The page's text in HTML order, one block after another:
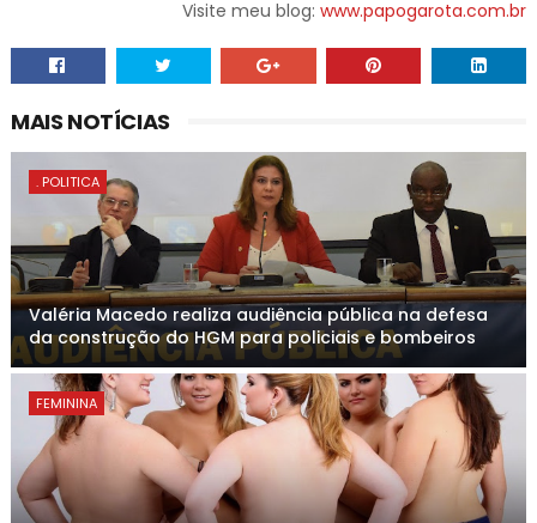
Visite meu blog:www.papogarota.com.br
MAIS NOTÍCIAS
. POLITICA
Valéria Macedo realiza audiência pública na defesa
da construção do HGM para policiais e bombeiros
FEMININA